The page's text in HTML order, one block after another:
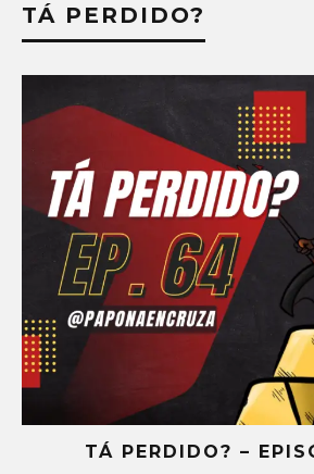
TÁ PERDIDO?
TÁ PERDIDO? –